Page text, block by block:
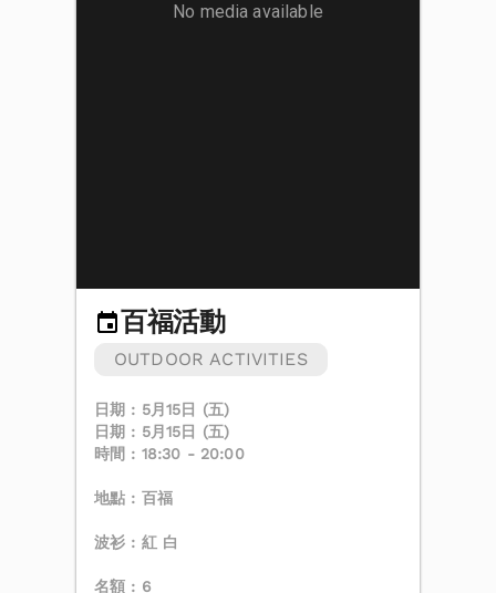
No media available
百福活動
OUTDOOR ACTIVITIES
日期 : 5月15日 (五)
日期 : 5月15日 (五)
時間 : 18:30 - 20:00
地點 : 百福
波衫 : 紅 白
名額 : 6